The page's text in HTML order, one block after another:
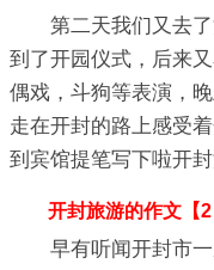
第二天我们又去了
到了开园仪式，后来
偶戏，斗狗等表演，
走在开封的路上感受
到宾馆提笔写下啦开封
开封旅游的作文【2
早有听闻开封市一